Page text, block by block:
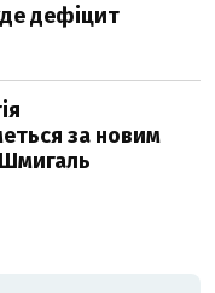
дефіцит
за новим